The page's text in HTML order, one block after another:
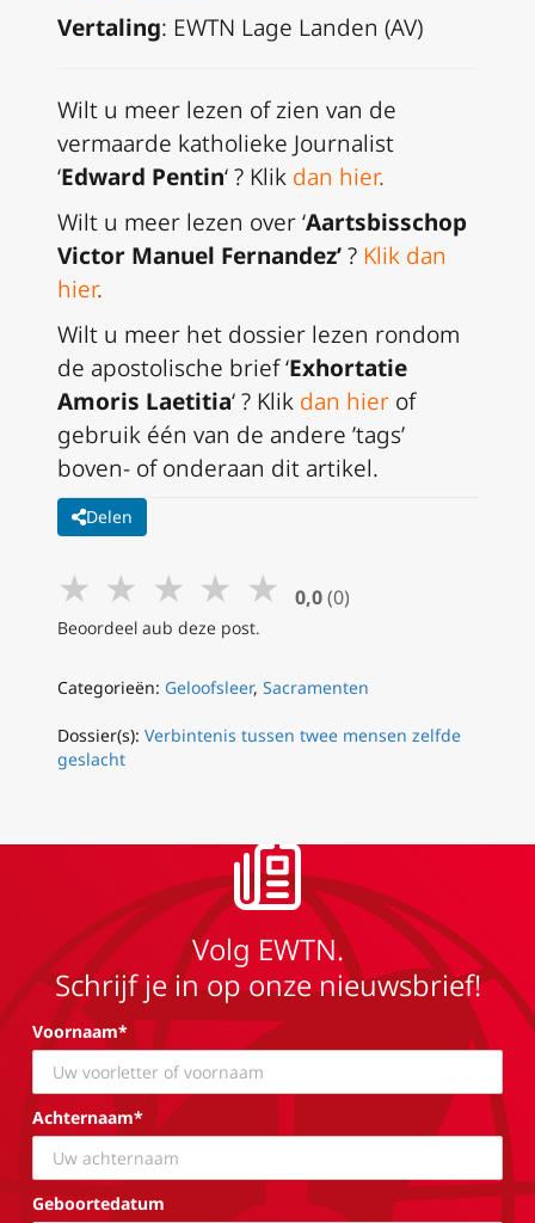
Vertaling: EWTN Lage Landen (AV)
Wilt u meer lezen of zien van de
vermaarde katholieke Journalist
‘Edward Pentin‘ ? Klik dan hier.
Wilt u meer lezen over ‘Aartsbisschop
Victor Manuel Fernandez’? Klik dan
hier.
Wilt u meer het dossier lezen rondom
de apostolische brief ‘Exhortatie
Amoris Laetitia‘ ? Klik dan hier of
gebruik één van de andere ’tags’
boven- of onderaan dit artikel.
Delen
★ ★ ★ ★ ★ 0,0 (0)
Beoordeel aub deze post.
Categorieën: Geloofsleer, Sacramenten
Dossier(s): Verbintenis tussen twee mensen zelfde
geslacht
Volg EWTN.
Schrijf je in op onze nieuwsbrief!
Voornaam*
Achternaam*
Geboortedatum